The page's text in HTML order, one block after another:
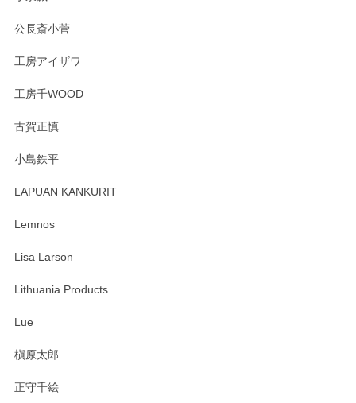
す。 素敵な湯呑みでとても気に入りました。 発送も早く、
たm(_)m
います。無事に届いたようで安心いたしまし
公長斎小菅
工房アイザワ
工房千WOOD
古賀正慎
小島鉄平
LAPUAN KANKURIT
Lemnos
Lisa Larson
Lithuania Products
Lue
槇原太郎
正守千絵